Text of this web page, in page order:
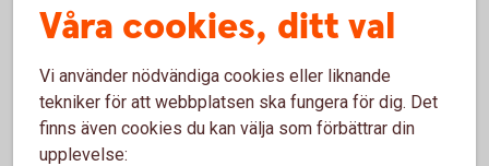
Skaffa försäkring viaKundcenter
Fordonsförsäkringar
Våra cookies, ditt val
Vi använder nödvändiga cookies eller liknande
tekniker för att webbplatsen ska fungera för dig. Det
finns även cookies du kan välja som förbättrar din
upplevelse: